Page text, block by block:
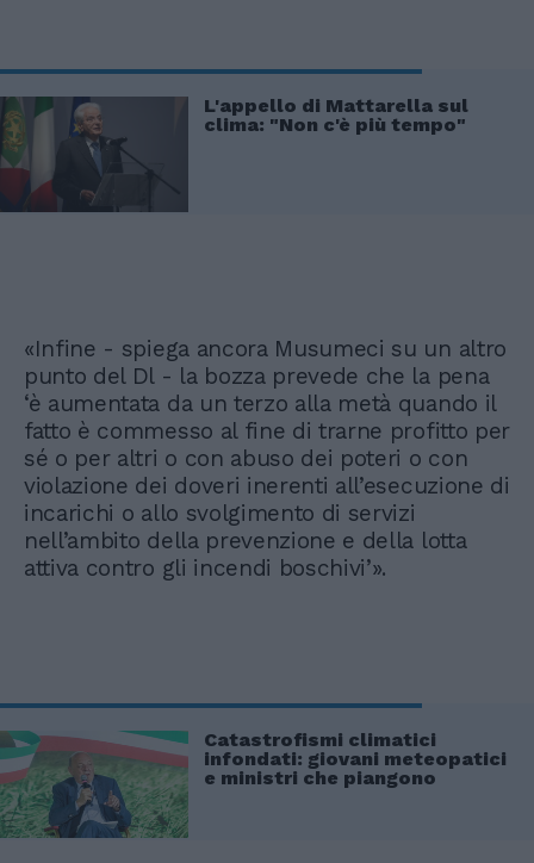
L'appello di Mattarella sul
clima: "Non c'è più tempo"
«Infine - spiega ancora Musumeci su un altro
punto del Dl - la bozza prevede che la pena
‘è aumentata da un terzo alla metà quando il
fatto è commesso al fine di trarne profitto per
sé o per altri o con abuso dei poteri o con
violazione dei doveri inerenti all’esecuzione di
incarichi o allo svolgimento di servizi
nell’ambito della prevenzione e della lotta
attiva contro gli incendi boschivi’».
Catastrofismi climatici
infondati: giovani meteopatici
e ministri che piangono